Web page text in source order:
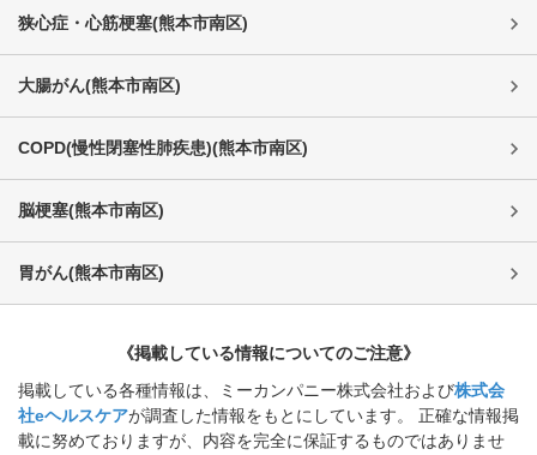
狭心症・心筋梗塞(熊本市南区)
大腸がん(熊本市南区)
COPD(慢性閉塞性肺疾患)(熊本市南区)
脳梗塞(熊本市南区)
胃がん(熊本市南区)
《掲載している情報についてのご注意》
掲載している各種情報は、ミーカンパニー株式会社および株式会
社eヘルスケアが調査した情報をもとにしています。 正確な情報掲
載に努めておりますが、内容を完全に保証するものではありませ